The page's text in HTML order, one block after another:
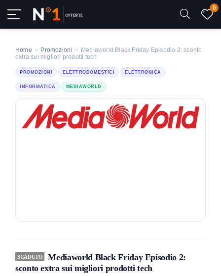
0
Home » Promozioni » Mediaworld Black Friday Episodio 2: sconto
extra sui migliori prodotti tech
PROMOZIONI ELETTRODOMESTICI ELETTRONICA
INFORMATICA MEDIAWORLD
SCADUTO
Mediaworld Black Friday Episodio 2:
sconto extra sui migliori prodotti tech